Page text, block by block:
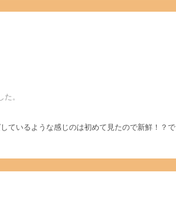
。
いるような感じのは初めて見たので新鮮！？で